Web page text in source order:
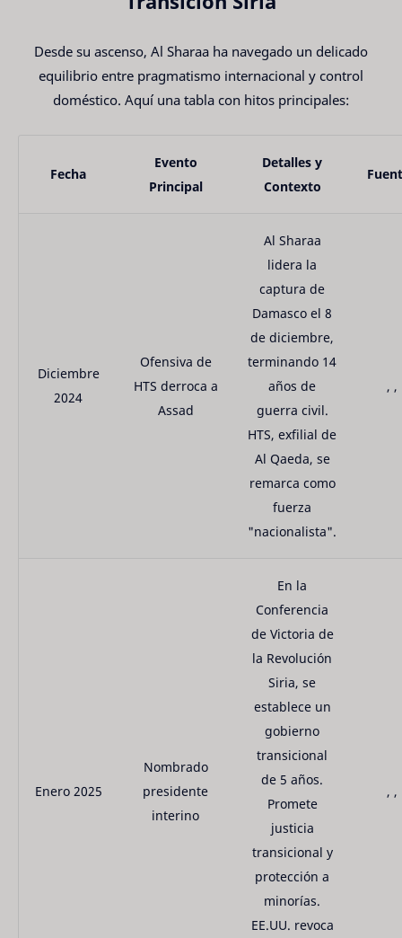
Desde su ascenso, Al Sharaa ha navegado un delicado
equilibrio entre pragmatismo internacional y control
doméstico. Aquí una tabla con hitos principales:
Fecha
Evento
Principal
Detalles y
Contexto
Diciembre
2024
Ofensiva de
HTS derroca a
Assad
Al Sharaa
lidera la
captura de
Damasco el 8
de diciembre,
terminando 14
años de
guerra civil.
HTS, exfilial de
Al Qaeda, se
remarca como
fuerza
"nacionalista".
, ,
Enero 2025
Nombrado
presidente
interino
En la
Conferencia
de Victoria de
la Revolución
Siria, se
establece un
gobierno
transicional
de 5 años.
Promete
justicia
transicional y
protección a
minorías.
EE.UU. revoca
, ,